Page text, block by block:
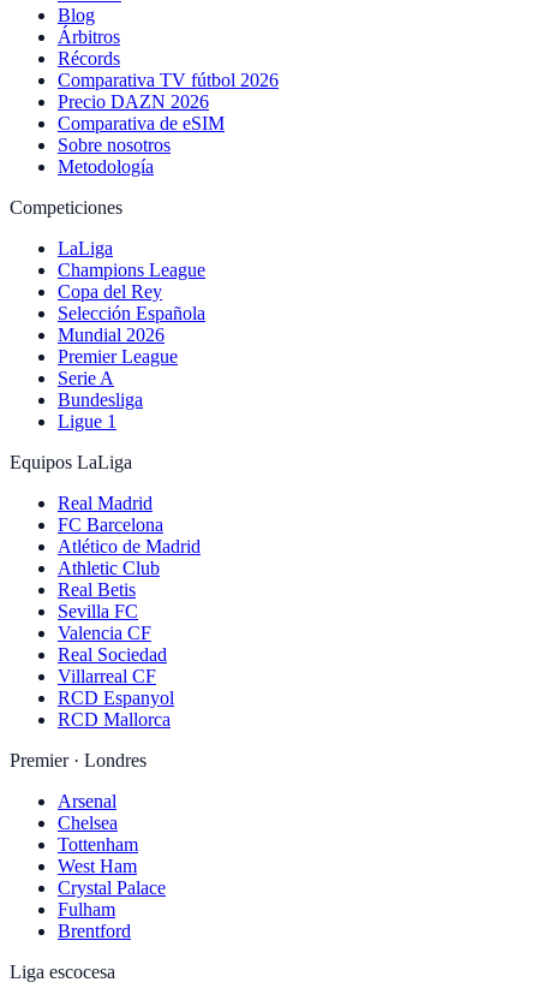
Blog
Árbitros
Récords
Comparativa TV fútbol 2026
Precio DAZN 2026
Comparativa de eSIM
Sobre nosotros
Metodología
Competiciones
LaLiga
Champions League
Copa del Rey
Selección Española
Mundial 2026
Premier League
Serie A
Bundesliga
Ligue 1
Equipos LaLiga
Real Madrid
FC Barcelona
Atlético de Madrid
Athletic Club
Real Betis
Sevilla FC
Valencia CF
Real Sociedad
Villarreal CF
RCD Espanyol
RCD Mallorca
Premier · Londres
Arsenal
Chelsea
Tottenham
West Ham
Crystal Palace
Fulham
Brentford
Liga escocesa